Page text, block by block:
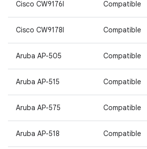
Cisco CW9176I Compatible
Cisco CW9178I Compatible
Aruba AP-505 Compatible
Aruba AP-515 Compatible
Aruba AP-575 Compatible
Aruba AP-518 Compatible